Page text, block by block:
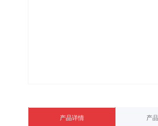
产品详情 产